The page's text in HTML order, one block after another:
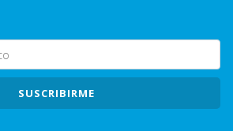
SUSCRIBIRME